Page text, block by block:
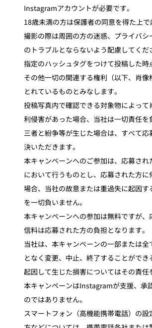
Instagramアカウントが必要です。
18歳未満の方は保護者の同意を得た上で
撮影の際は周囲の方の迷惑、プライバ
のトラブルとならないよう配慮してくだ
指定のハッシュタグをつけて投稿した時
その他一切の関連する権利（以下、肖
とれているものとみなします。
投稿写真内で確認できる対象物によっ
利侵害があった場合、当社は一切責任
三者と紛争等が生じた場合は、すべて
決いただきます。
本キャンペーンへのご参加は、応募さ
において行うものとし、応募された方
場合、当社の故意または重過失に起因
を一切負いません。
本キャンペーンへの参加は無料ですが
信料は応募された方の負担となります。
当社は、本キャンペーンの一部または全
となく変更、中止、終了することがで
起因して生じた損害についてはその責任
本キャンペーンはInstagramが支援、承
のではありません。
スマートフォン（高機能携帯電話）の